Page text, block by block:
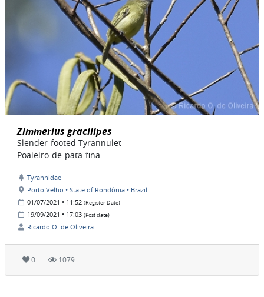
Zimmerius gracilipes
Slender-footed Tyrannulet
Poaieiro-de-pata-fina
Tyrannidae
Porto Velho • State of Rondônia • Brazil
01/07/2021 • 11:52 (Register Date)
19/09/2021 • 17:03 (Post date)
Ricardo O. de Oliveira
0 1079